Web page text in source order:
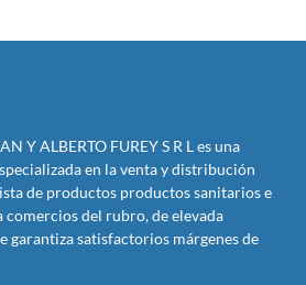
Y ALBERTO FUREY S R L es una
en la venta y distribución
de productos productos sanitarios e
comercios del rubro, de elevada
garantiza satisfactorios márgenes de